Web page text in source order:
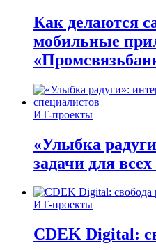
Как делаются
мобильные
ИТ-проекты
«Улыбка
задачи для
ИТ-проекты
CDEK Digital: